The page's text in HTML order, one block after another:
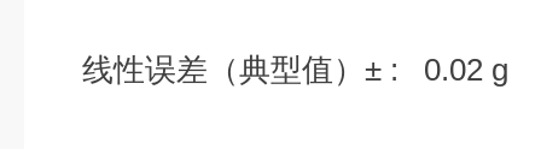
线性误差（典型值）± : 0.02 g